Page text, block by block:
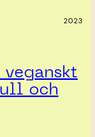
2023
och